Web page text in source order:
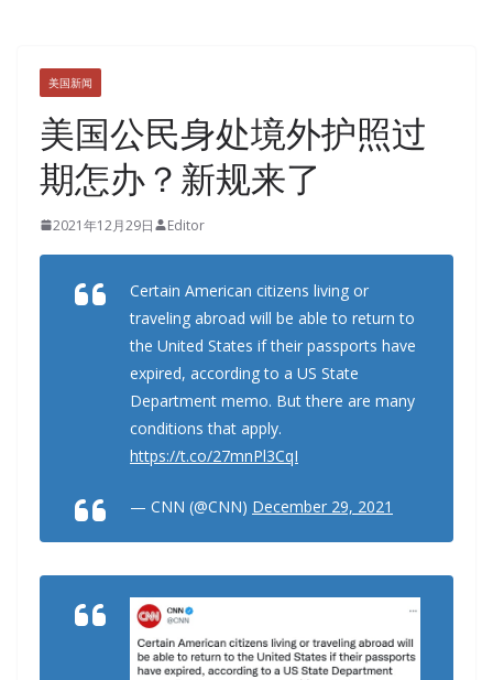
美国新闻
美国公民身处境外护照过
期怎办？新规来了
2021年12月29日 Editor
Certain American citizens living or
traveling abroad will be able to return to
the United States if their passports have
expired, according to a US State
Department memo. But there are many
conditions that apply.
https://t.co/27mnPl3CqI
— CNN (@CNN) December 29, 2021